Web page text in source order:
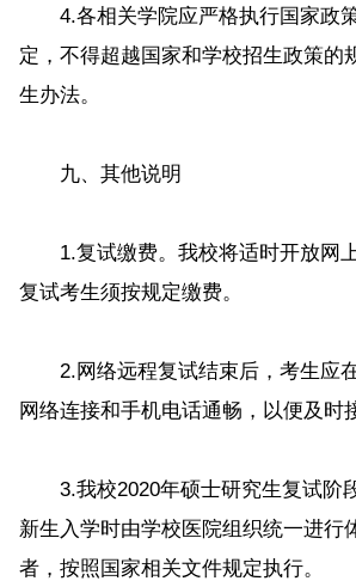
4.各相关学院应严格执行国家政
定，不得超越国家和学校招生政策的
生办法。
九、其他说明
1.复试缴费。我校将适时开放网
复试考生须按规定缴费。
2.网络远程复试结束后，考生应
网络连接和手机电话通畅，以便及时
3.我校2020年硕士研究生复试阶段
新生入学时由学校医院组织统一进行
者，按照国家相关文件规定执行。